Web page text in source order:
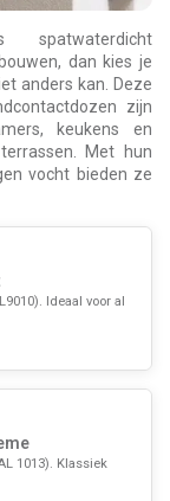
dan kies je
anders kan. Deze
zijn
keukens en
Met hun
vocht bieden ze
Ideaal voor al
1013). Klassiek